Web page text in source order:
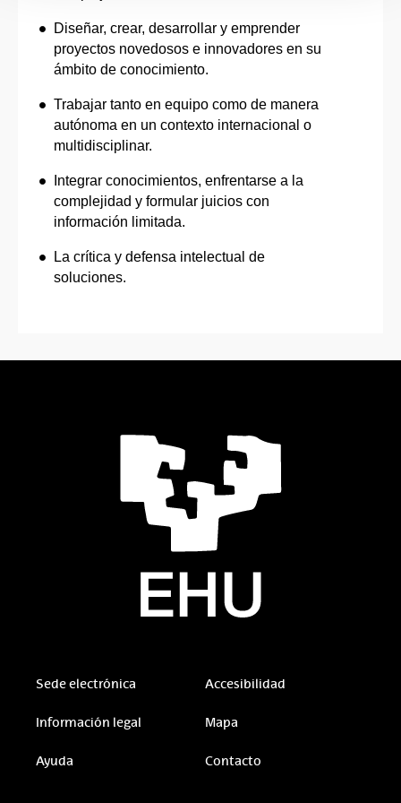
Diseñar, crear, desarrollar y emprender
proyectos novedosos e innovadores en su
ámbito de conocimiento.
Trabajar tanto en equipo como de manera
autónoma en un contexto internacional o
multidisciplinar.
Integrar conocimientos, enfrentarse a la
complejidad y formular juicios con
información limitada.
La crítica y defensa intelectual de
soluciones.
Sede electrónica Accesibilidad
Información legal Mapa
Ayuda Contacto